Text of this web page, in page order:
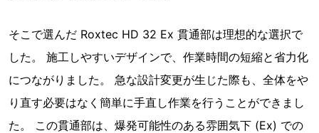
そこで選んだ Roxtec HD 32 Ex 貫通部は理想的な選択で
した。 施工しやすいデザインで、作業時間の短縮と省力化
につながりました。 急な設計変更が生じた際も、全体をや
り直す必要はなく簡単に手直し作業を行うことができまし
た。 この貫通部は、爆発可能性のある雰囲気下 (Ex) での